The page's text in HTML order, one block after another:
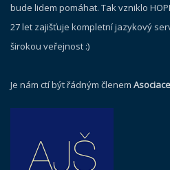
bude lidem pomáhat. Tak vzniklo
27 let zajišťuje kompletní jazykový
širokou veřejnost :)
Je nám ctí být řádným členem